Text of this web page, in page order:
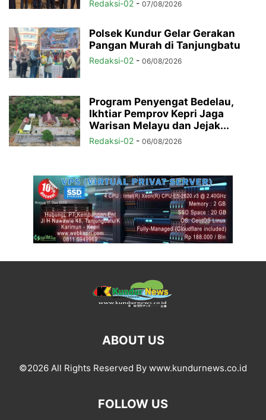
Redaksi-02 - 07/08/2026
Polsek Kundur Gelar Gerakan
Pangan Murah di Tanjungbatu
Redaksi-02 - 06/08/2026
Program Penyengat Bedelau,
Ikhtiar Pemprov Kepri Jaga
Warisan Melayu dan Jejak...
Redaksi-02 - 06/08/2026
ABOUT US
©2026 All Rights Reserved By www.kundurnews.co.id
FOLLOW US